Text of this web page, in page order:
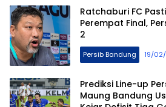
Ratchaburi FC
Perempat Final,
2
Persib Bandung 19/
Prediksi Line-up
Maung Bandung